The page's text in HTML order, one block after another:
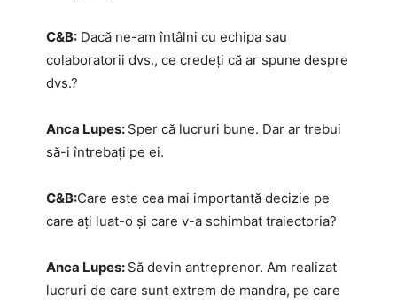
C&B: Dacă ne-am întâlni cu echipa sau
colaboratorii dvs., ce credeți că ar spune despre
dvs.?
Anca Lupes: Sper că lucruri bune. Dar ar trebui
să-i întrebați pe ei.
C&B:Care este cea mai importantă decizie pe
care ați luat-o și care v-a schimbat traiectoria?
Anca Lupes: Să devin antreprenor. Am realizat
lucruri de care sunt extrem de mandra, pe care